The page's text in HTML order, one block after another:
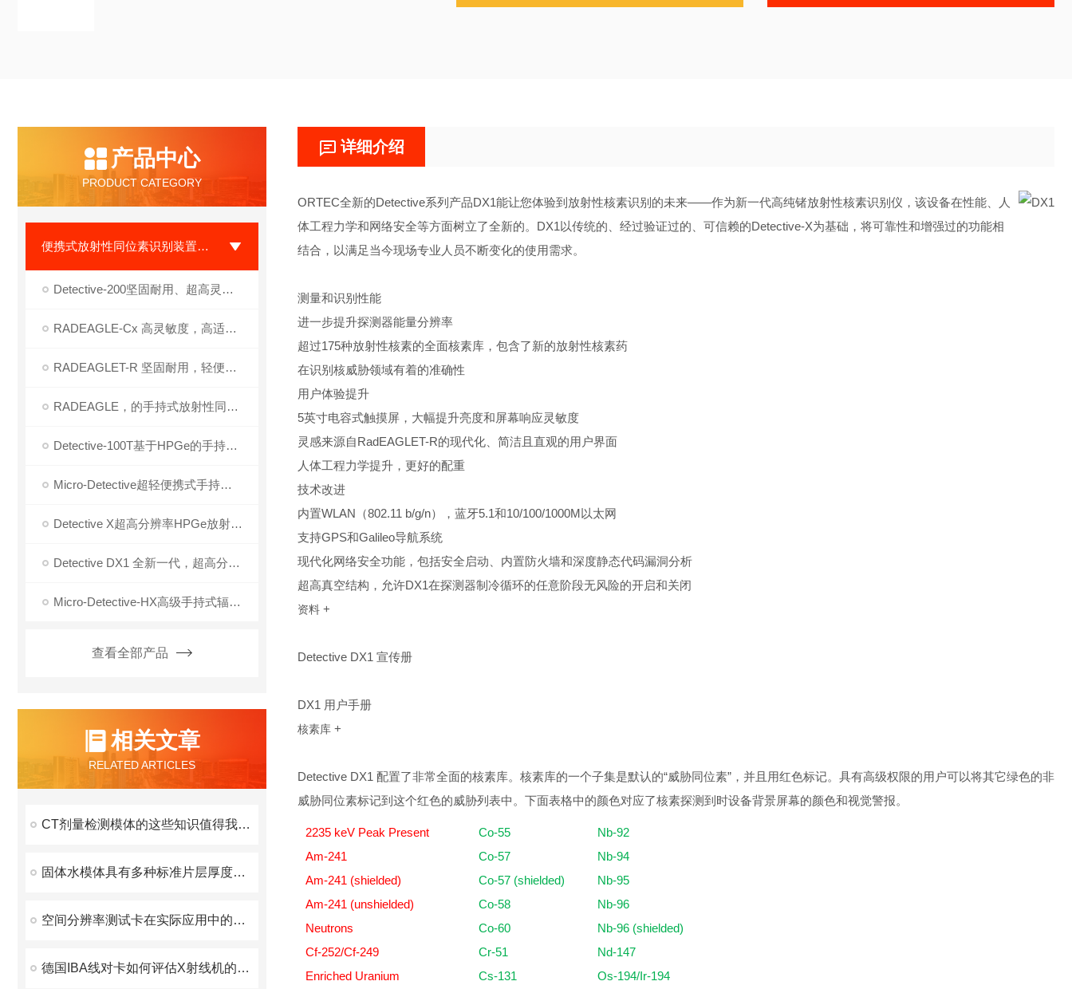
产品中心
PRODUCT CATEGORY
便携式放射性同位素识别装置 （RIID）
Detective-200坚固耐用、超高灵敏度、便携式HPGe放射性核素识别系统
RADEAGLE-Cx 高灵敏度，高适配性探测单元，适用于多样化辐射探测和核素识别应用
RADEAGLET-R 坚固耐用，轻便，手持式放射性核素识别设备
RADEAGLE，的手持式放射性同位素识别仪
Detective-100T基于HPGe的手持式放射性同位素识别器
Micro-Detective超轻便携式手持放射性同位素识别器
Detective X超高分辨率HPGe放射性同位素识别装置
Detective DX1 全新一代，超高分辨率高纯锗核素识别仪
Micro-Detective-HX高级手持式辐射检测和识别RIID
查看全部产品
相关文章
RELATED ARTICLES
CT剂量检测模体的这些知识值得我们学习
固体水模体具有多种标准片层厚度可供选择
空间分辨率测试卡在实际应用中的效果如何？
德国IBA线对卡如何评估X射线机的分辨率能力？
详细介绍
ORTEC全新的Detective系列 产品DX1能让您体验到放射性核素识别的未来——作为新一代高纯锗放射性核素识别仪，该设备在性能、人
体工程力学和网络安全等方面树立了全新的。 DX1 以传统的、经过验证过的、可信赖的Detective-X为基础，将可靠性和增强过的功能相
结合，以满足当今现场专业人员不断变化的使用需求。
测量和识别性能
进一步提升探测器能量分辨率
超过175种放射性核素的全面核素库，包含了新的放射性核素药
在识别核威胁领域有着的准确性
用 户体验提升
5英寸电容式触摸屏，大幅提升亮度和屏幕响应灵敏度
灵感来源自RadEAGLET-R的现代化、简洁且直观的用户界面
人体工程力学提升，更好的配重
技术改进
内置WLAN （802.11 b/g/n）， 蓝牙5.1和10/100/1000M以太网
支持GPS和Galileo导航系统
现代化网络安全功能，包括安全启动、内置防火墙和深度静态代码漏洞分析
超高真空结构，允许DX1在探测器制冷循环的任意阶段无风险的开启和关闭
资料 +
Detective DX1 宣传册
DX1 用户手册
核素库 +
Detective DX1 配置了非常全面的核素库。核素库的一个子集是默认的“威胁同位素” ，并且用红色标记。具有高级权限的用户可以将其它绿色的非
威胁同位素标记到这个红色的威胁列表中。下面表格中的颜色对应了核素探测到时设备背景屏幕的颜色和视觉警报。
2235 keV Peak Present
Am-241
Am-241 (shielded)
Am-241 (unshielded)
Neutrons
Cf-252/Cf-249
Enriched Uranium
Co-55
Co-57
Co-57 (shielded)
Co-58
Co-60
Cr-51
Cs-131
Nb-92
Nb-94
Nb-95
Nb-96
Nb-96 (shielded)
Nd-147
Os-194/Ir-194